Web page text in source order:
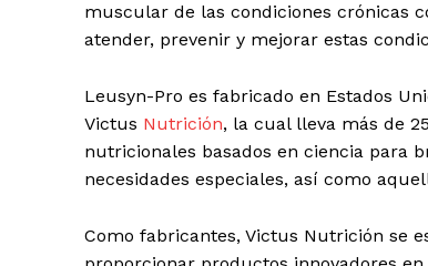
muscular de las condiciones crónicas
atender, prevenir y mejorar estas
Leusyn-Pro es fabricado en Estados
Victus Nutrición, la cual lleva más de
nutricionales basados en ciencia para
necesidades especiales, así como
Como fabricantes, Victus Nutrición se